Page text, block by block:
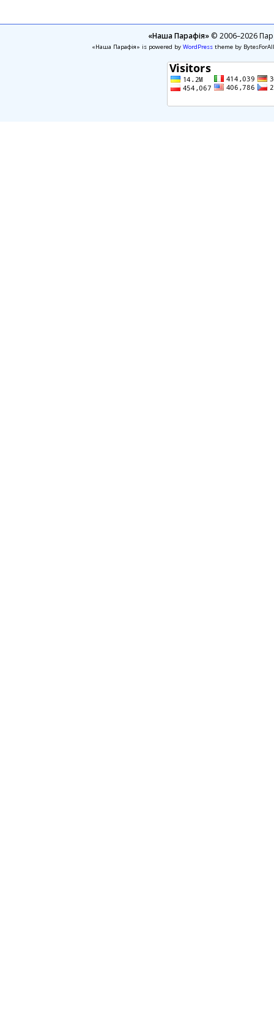
«Наша Парафія»© 2006–2026
«Наша Парафія» is powered by WordPresstheme by